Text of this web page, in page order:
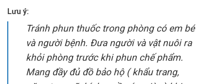
Lưu ý:
Tránh phun thuốc trong phòng có em bé
và người bệnh. Đưa người và vật nuôi ra
khỏi phòng trước khi phun chế phẩm.
Mang đầy đủ đồ bảo hộ ( khẩu trang,